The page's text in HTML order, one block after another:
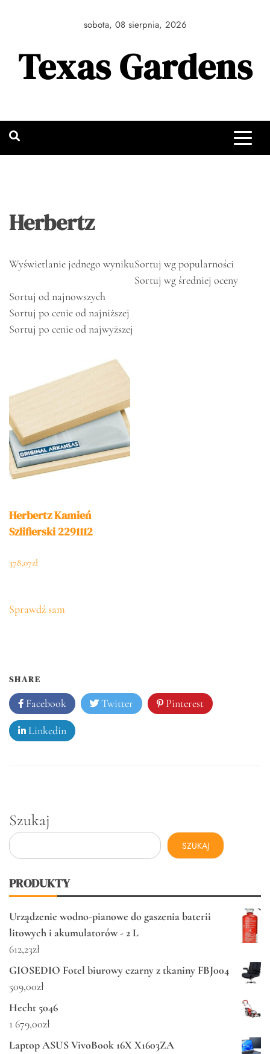
sobota, 08 sierpnia, 2026
Texas Gardens
Herbertz
Wyświetlanie jednego wynikuSortuj wg popularności
Sortuj wg średniej oceny
Sortuj od najnowszych
Sortuj po cenie od najniższej
Sortuj po cenie od najwyższej
Herbertz Kamień
Szlifierski 2291112
378,07zł
Sprawdź sam
SHARE
Facebook Twitter Pinterest
Linkedin
Szukaj
SZUKAJ
PRODUKTY
Urządzenie wodno-pianowe do gaszenia baterii
litowych i akumulatorów - 2 L
612,23zł
GIOSEDIO Fotel biurowy czarny z tkaniny FBJ004
509,00zł
Hecht 5046
1 679,00zł
Laptop ASUS VivoBook 16X X1603ZA